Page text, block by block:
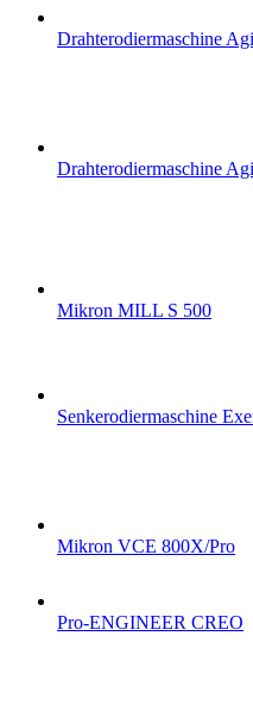
Drahterodiermaschine
Drahterodiermaschine
Mikron MILL S 500
Senkerodiermaschine
Mikron VCE 800X/Pro
Pro-ENGINEER CREO